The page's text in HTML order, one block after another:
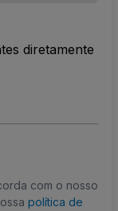
diretamente
com o nosso
política de